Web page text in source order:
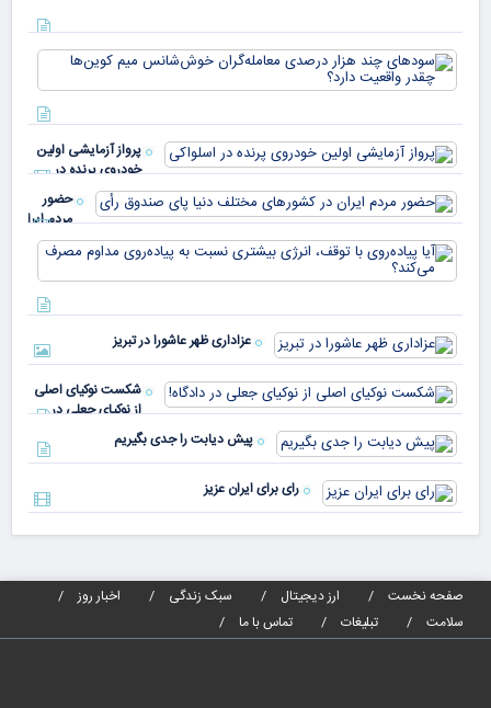
پرواز آزمایشی اولین
خودروی پرنده در
اسلواکی
حضور
مردم ایران
در
کشورهای
مختلف
دنیا پای
صندوق
عزاداری ظهر عاشورا در تبریز
شکست نوکیای اصلی
از نوکیای جعلی در
دادگاه!
پیش دیابت را جدی بگیریم
رای برای ایران عزیز
صفحه نخست ارز دیجیتال سبک زندگی
اخبار روز
سلامت
تبلیغات تماس با ما